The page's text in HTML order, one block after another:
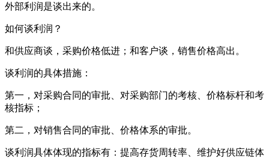
外部利润是谈出来的。
如何谈利润？
和供应商谈，采购价格低进；和客户谈，销售价格高出。
谈利润的具体措施：
第一，对采购合同的审批、对采购部门的考核、价格标杆和考
核指标；
第二，对销售合同的审批、价格体系的审批。
谈利润具体体现的指标有：提高存货周转率、维护好供应链体